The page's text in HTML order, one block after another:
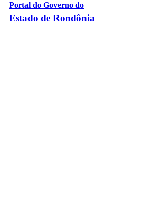
Portal do Governo do
Estado de Rondônia